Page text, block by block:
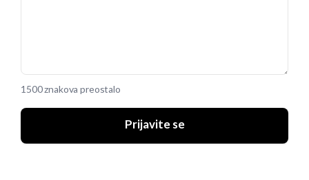
1500 znakova preostalo
Prijavite se